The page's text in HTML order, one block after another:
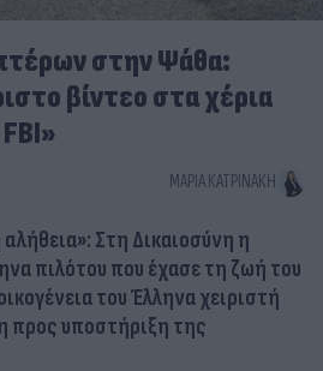
στην Ψάθα:
βίντεο στα χέρια
ΜΑΡΊΑ ΚΑΤΡΙΝΆΚΗ
Στη Δικαιοσύνη η
πιλότου που έχασε τη ζωή του
του Έλληνα χειριστή
προς υποστήριξη της